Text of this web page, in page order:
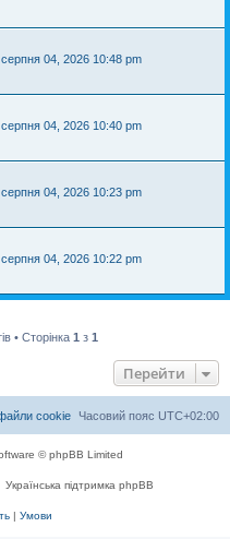
серпня 04, 2026 10:48 pm
серпня 04, 2026 10:40 pm
серпня 04, 2026 10:23 pm
серпня 04, 2026 10:22 pm
• Сторінка 1 з 1
Перейти
Часовий пояс UTC+02:00
cookie
© phpBB Limited
Українська підтримка phpBB
| Умови